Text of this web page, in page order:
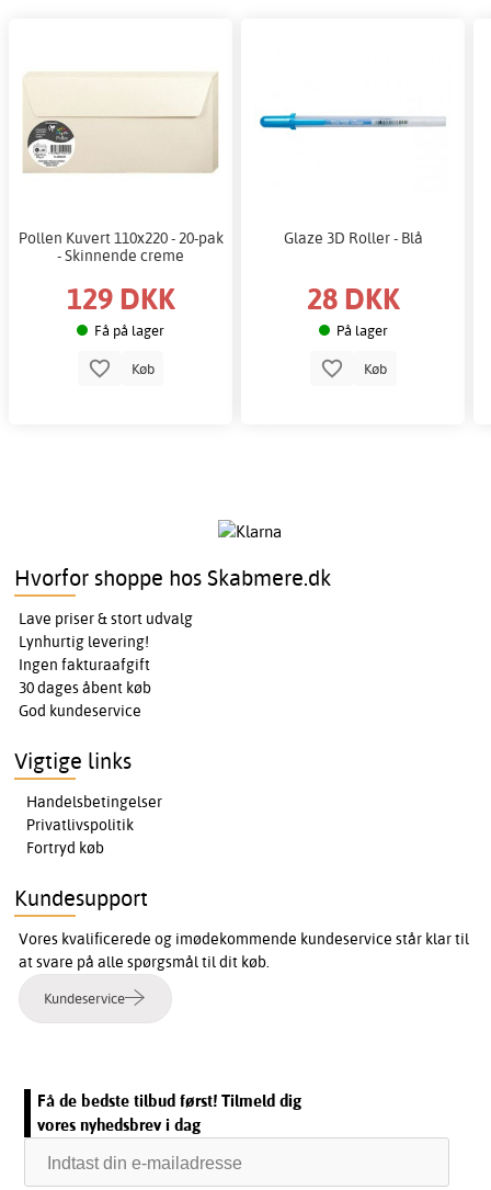
Pollen Kuvert 110x220 - 20-pak
- Skinnende creme
129 DKK
Få på lager
Køb
Glaze 3D Roller - Blå
28 DKK
På lager
Køb
Hvorfor shoppe hos Skabmere.dk
Lave priser & stort udvalg
Lynhurtig levering!
Ingen fakturaafgift
30 dages åbent køb
God kundeservice
Vigtige links
Handelsbetingelser
Privatlivspolitik
Fortryd køb
Kundesupport
Vores kvalificerede og imødekommende kundeservice står klar til
at svare på alle spørgsmål til dit køb.
Kundeservice
Få de bedste tilbud først! Tilmeld dig
vores nyhedsbrev i dag